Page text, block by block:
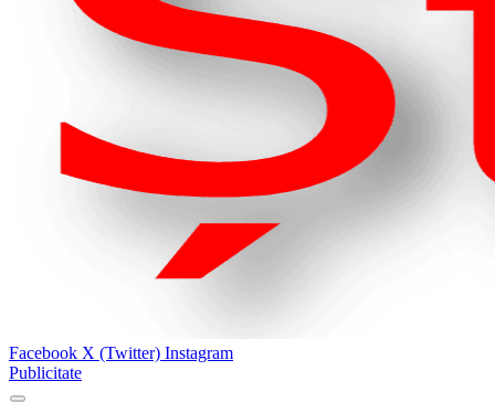
Facebook X (Twitter) Instagram
Publicitate